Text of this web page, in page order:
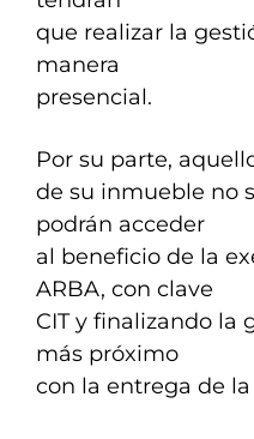
que realizar la
manera
presencial.
Por su parte,
de su inmueble no
podrán acceder
al beneficio de la
ARBA, con clave
CIT y finalizando la
más próximo
con la entrega de